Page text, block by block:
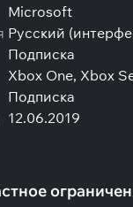
Microsoft
Русский
Подписка
Xbox One, Xbox
Подписка
12.06.2019